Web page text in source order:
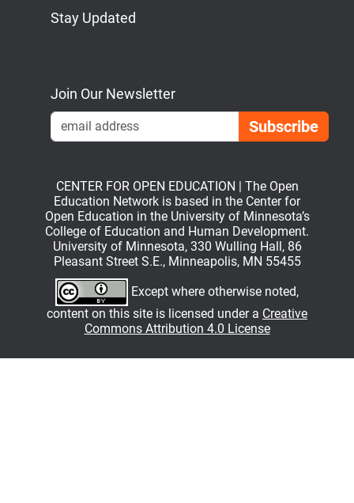
Stay Updated
Join Our Newsletter
CENTER FOR OPEN EDUCATION | The Open
Education Network is based in the Center for
Open Education in the University of Minnesota’s
College of Education and Human Development.
University of Minnesota, 330 Wulling Hall, 86
Pleasant Street S.E., Minneapolis, MN 55455
Except where otherwise noted,
content on this site is licensed under a Creative
Commons Attribution 4.0 License